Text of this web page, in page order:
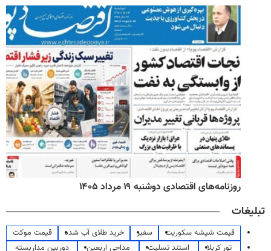
روزنامه‌های اقتصادی دوشنبه ۱۹ مرداد ۱۴۰۵
تبلیغات
قیمت شیشه سکوریت سفیر خرید طلای آب شده
قیمت موکت
تور کربلا
استند تسلیت مداحی اربعین
دوربین مداربسته